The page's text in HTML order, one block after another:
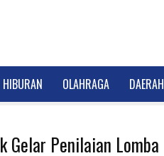
HIBURAN OLAHRAGA DAERAH
Gelar Penilaian Lomba